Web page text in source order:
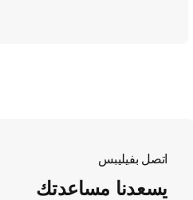
اتصل بفيليبس
يسعدنا مساعدتك